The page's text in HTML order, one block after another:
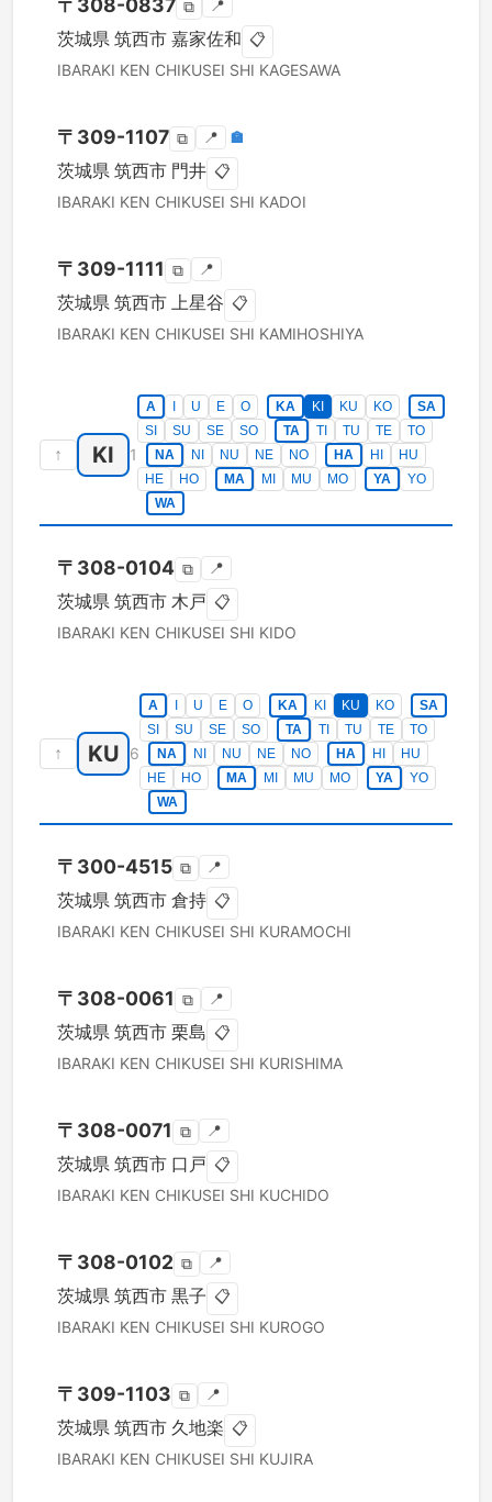
〒 308-0837 ⧉ 📍
茨城県 筑西市 嘉家佐和 📋
IBARAKI KEN CHIKUSEI SHI KAGESAWA
〒 309-1107 ⧉ 📍 🏣
茨城県 筑西市 門井 📋
IBARAKI KEN CHIKUSEI SHI KADOI
〒 309-1111 ⧉ 📍
茨城県 筑西市 上星谷 📋
IBARAKI KEN CHIKUSEI SHI KAMIHOSHIYA
↑ KI 1
A U E O KA KI KU KO
SA
SI
SU SE SO TA TI TU TE
TO
NA
NI NU NE NO HA HI
HU
HE
HO MA MI MU MO YA
YO
WA
〒 308-0104 ⧉ 📍
茨城県 筑西市 木戸 📋
IBARAKI KEN CHIKUSEI SHI KIDO
↑ KU 6
A U E O KA KI KU KO
SA
SI
SU SE SO TA TI TU TE
TO
NA
NI NU NE NO HA HI
HU
HE
HO MA MI MU MO YA
YO
WA
〒 300-4515 ⧉ 📍
茨城県 筑西市 倉持 📋
IBARAKI KEN CHIKUSEI SHI KURAMOCHI
〒 308-0061 ⧉ 📍
茨城県 筑西市 栗島 📋
IBARAKI KEN CHIKUSEI SHI KURISHIMA
〒 308-0071 ⧉ 📍
茨城県 筑西市 口戸 📋
IBARAKI KEN CHIKUSEI SHI KUCHIDO
〒 308-0102 ⧉ 📍
茨城県 筑西市 黒子 📋
IBARAKI KEN CHIKUSEI SHI KUROGO
〒 309-1103 ⧉ 📍
茨城県 筑西市 久地楽 📋
IBARAKI KEN CHIKUSEI SHI KUJIRA